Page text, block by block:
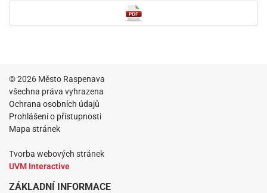
© 2026 Město Raspenava
všechna práva vyhrazena
Ochrana osobních údajů
Prohlášení o přístupnosti
Mapa stránek
Tvorba webových stránek
UVM Interactive
ZÁKLADNÍ INFORMACE